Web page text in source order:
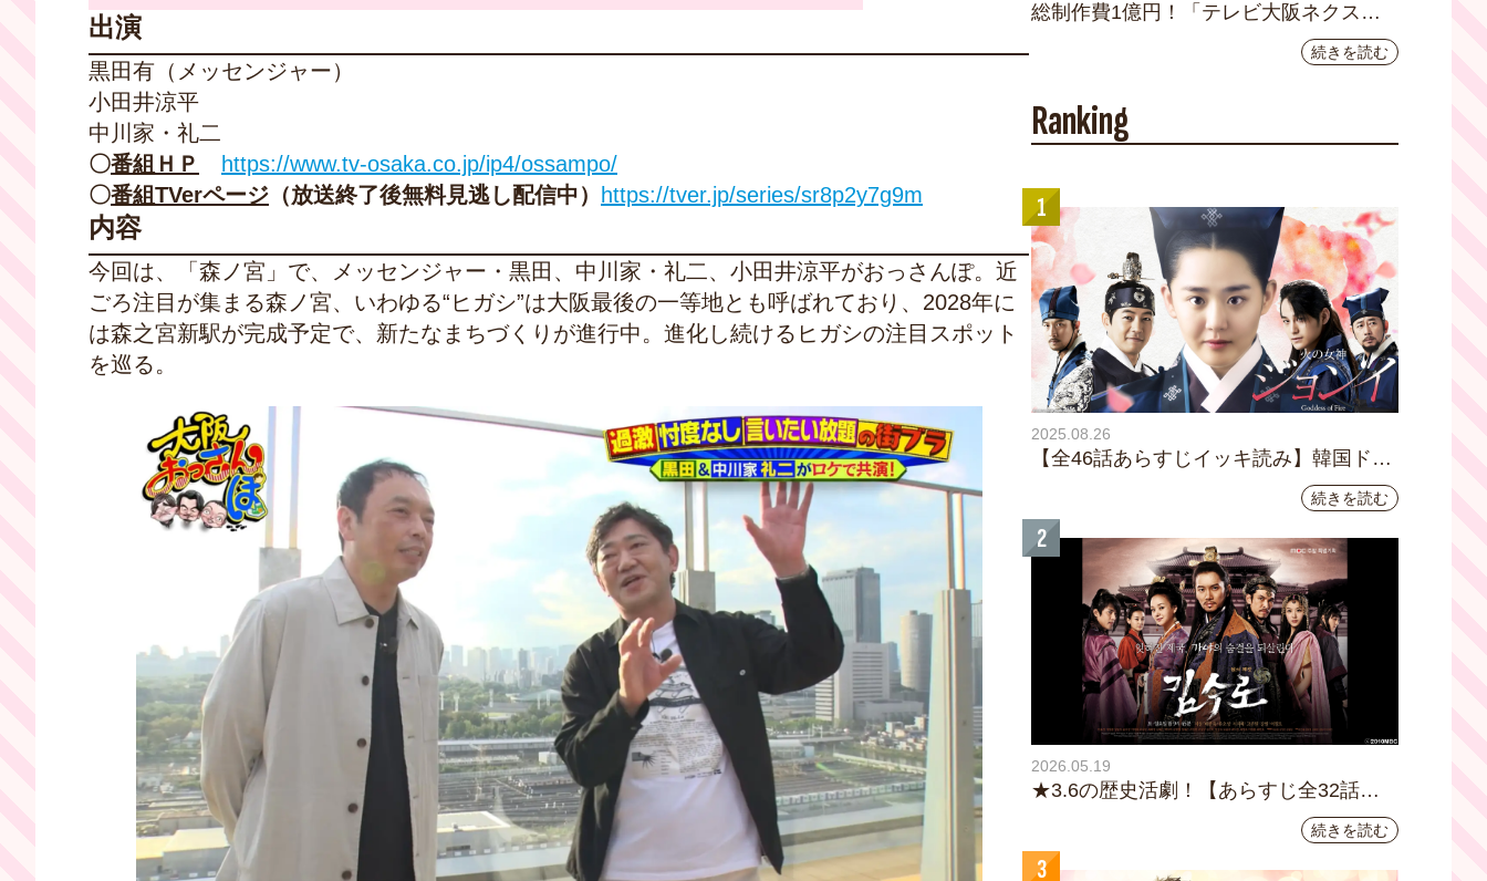
出演
黒田有（メッセンジャー）
小田井涼平
中川家・礼二
〇番組ＨＰ
https://www.tv-osaka.co.jp/ip4/ossampo/
〇番組TVerページ （放送終了後無料見逃し配信中） https://tver.jp/series/sr8p2y7g9m
内容
今回は、「森ノ宮」で、メッセンジャー・黒田、中川家・礼二、小田井涼平がおっさんぽ。近
ごろ注目が集まる森ノ宮、いわゆる“ヒガシ”は大阪最後の一等地とも呼ばれており、2028年に
は森之宮新駅が完成予定で、新たなまちづくりが進行中。進化し続けるヒガシの注目スポット
を巡る。
総制作費1億円！「テレビ大阪ネクスト
IPプロジェクト」第1弾採用企画が決
続きを読む
Ranking
1
2025.08.26
【全46話あらすじイッキ読み】韓国ドラ
マ『火の女神 ジョンイ』｜テレビ大阪
9月11日（木）朝8時放送スタート続きを読む
2
2026.05.19
★3.6の歴史活劇！【あらすじ全32話イ
ッキ読み】韓国ドラマ『鉄の王 キム・
スロ』｜テレビ大阪5月20日(水)あさ8時
00分スタート【TVer配信あり】
続きを読む
3